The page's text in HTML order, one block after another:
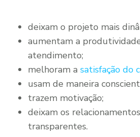
deixam o projeto mais
aumentam a
atendimento;
melhoram a satisfação do
usam de maneira
trazem motivação;
deixam os
transparentes.